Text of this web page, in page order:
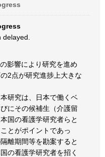
影響により研究を進め
2点が研究進捗上大きな
研究は、日本で働くベ
にその候補生（介護留
国の看護学研究者らと
とがポイントであっ
離期間等を勘案すると
の看護学研究者を招く